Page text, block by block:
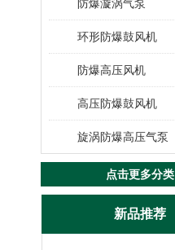
防爆漩涡气泵
环形防爆鼓风机
防爆高压风机
高压防爆鼓风机
旋涡防爆高压气泵
点击更多分类
新品推荐